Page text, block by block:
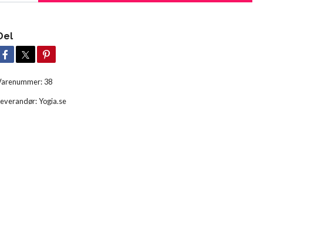
38
Yogia.se